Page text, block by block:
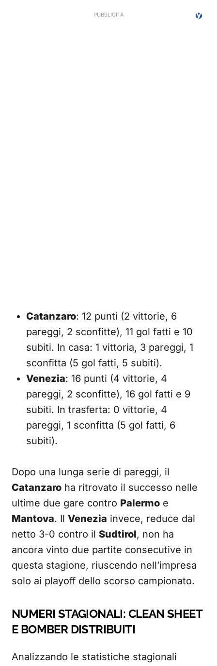
Catanzaro: 12 punti (2 vittorie, 6
pareggi, 2 sconfitte), 11 gol fatti e 10
subiti. In casa: 1 vittoria, 3 pareggi, 1
sconfitta (5 gol fatti, 5 subiti).
Venezia: 16 punti (4 vittorie, 4
pareggi, 2 sconfitte), 16 gol fatti e 9
subiti. In trasferta: 0 vittorie, 4
pareggi, 1 sconfitta (5 gol fatti, 6
subiti).
Dopo una lunga serie di pareggi, il
Catanzaro ha ritrovato il successo nelle
ultime due gare contro Palermo e
Mantova. Il Venezia invece, reduce dal
netto 3-0 contro il Sudtirol, non ha
ancora vinto due partite consecutive in
questa stagione, riuscendo nell’impresa
solo ai playoff dello scorso campionato.
NUMERI STAGIONALI: CLEAN SHEET
E BOMBER DISTRIBUITI
Analizzando le statistiche stagionali